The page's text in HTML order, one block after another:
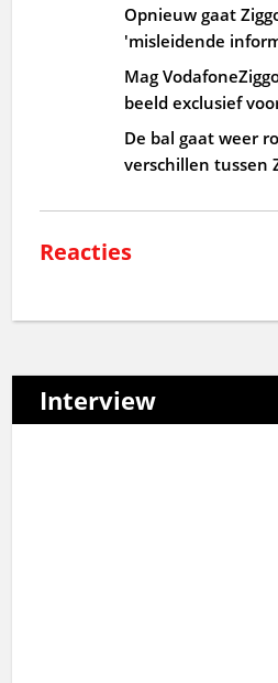
Opnieuw gaat
'misleidende
Mag
beeld exclusief
De bal gaat weer
verschillen tussen
Reacties
Interview